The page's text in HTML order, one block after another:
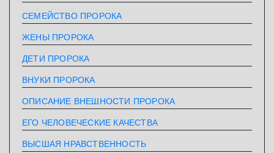
СЕМЕЙСТВО ПРОРОКА
ЖЕНЫ ПРОРОКА
ДЕТИ ПРОРОКА
ВНУКИ ПРОРОКА
ОПИСАНИЕ ВНЕШНОСТИ ПРОРОКА
ЕГО ЧЕЛОВЕЧЕСКИЕ КАЧЕСТВА
ВЫСШАЯ НРАВСТВЕННОСТЬ